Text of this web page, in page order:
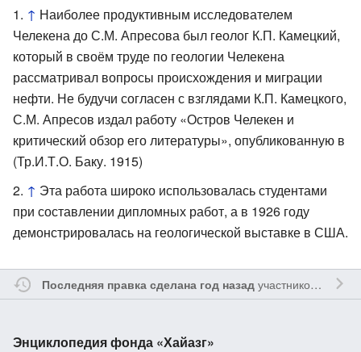
↑ Наиболее продуктивным исследователем
Челекена до С.М. Апресова был геолог К.П. Камецкий,
который в своём труде по геологии Челекена
рассматривал вопросы происхождения и миграции
нефти. Не будучи согласен с взглядами К.П. Камецкого,
С.М. Апресов издал работу «Остров Челекен и
критический обзор его литературы», опубликованную в
(Тр.И.Т.О. Баку. 1915)
↑ Эта работа широко использовалась студентами
при составлении дипломных работ, а в 1926 году
демонстрировалась на геологической выставке в США.
Последняя правка сделана год назадучастником
Энциклопедия фонда «Хайазг»